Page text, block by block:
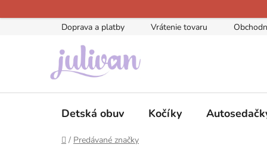
na
Doprava a platby Vrátenie tovaru
Detská obuv Kočíky
Domov
/ Predávané značky